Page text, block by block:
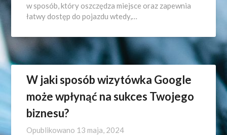
w sposób, który oszczędza miejsce oraz zapewnia
łatwy dostęp do pojazdu wtedy,…
W jaki sposób wizytówka Google
może wpłynąć na sukces Twojego
biznesu?
Opublikowano 13 maja, 2024